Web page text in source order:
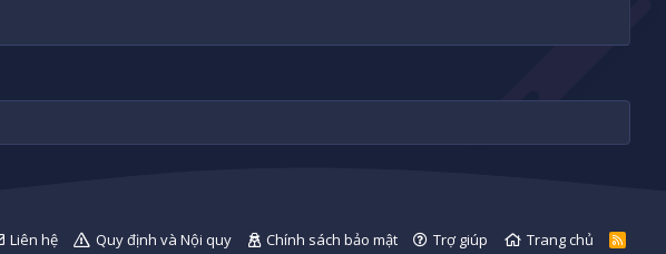
Liên hệ Quy định và Nội quy Chính sách bảo mật Trợ giúp Trang chủ
R